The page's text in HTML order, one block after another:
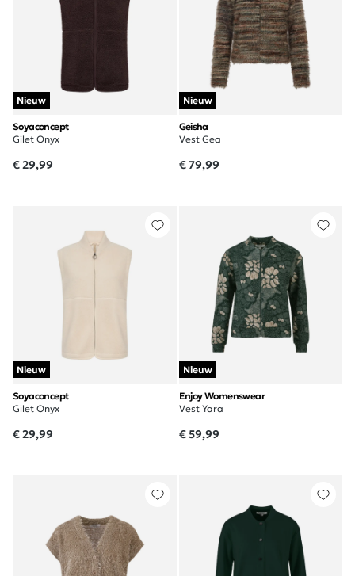
Nieuw
Soyaconcept
Gilet Onyx
€ 29,99
Nieuw
Geisha
Vest Gea
€ 79,99
Nieuw
Soyaconcept
Gilet Onyx
€ 29,99
Nieuw
Enjoy Womenswear
Vest Yara
€ 59,99